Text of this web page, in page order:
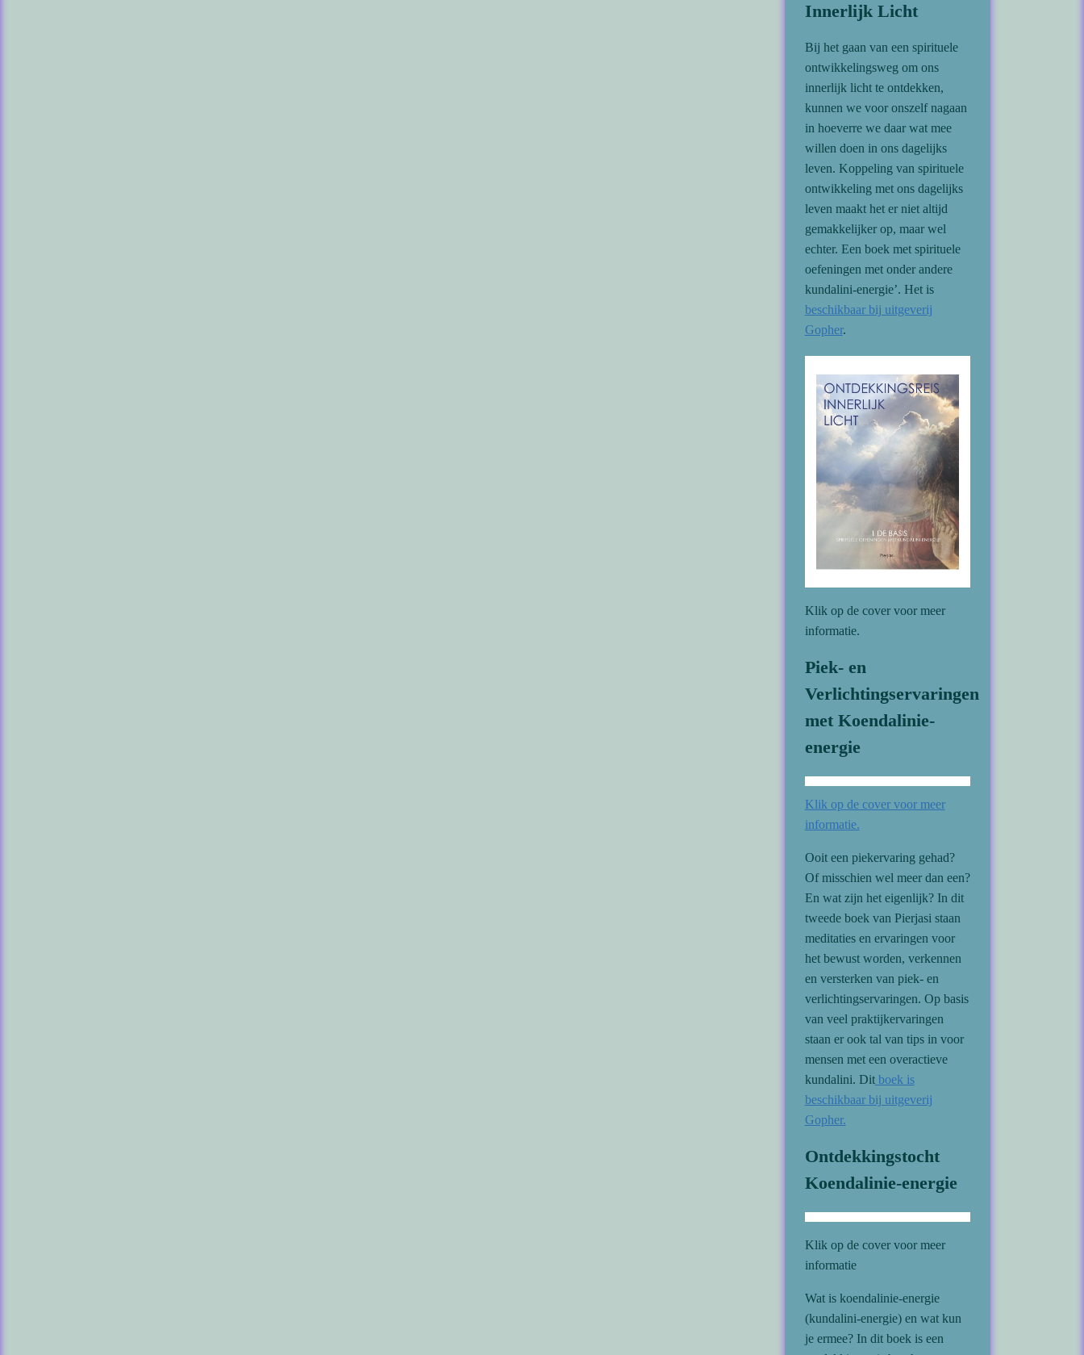
Innerlijk Licht
Bij het gaan van een spirituele
ontwikkelingsweg om ons
innerlijk licht te ontdekken,
kunnen we voor onszelf nagaan
in hoeverre we daar wat mee
willen doen in ons dagelijks
leven. Koppeling van spirituele
ontwikkeling met ons dagelijks
leven maakt het er niet altijd
gemakkelijker op, maar wel
echter. Een boek met spirituele
oefeningen met onder andere
kundalini-energie’. Het is
beschikbaar bij uitgeverij
Gopher.
Klik op de cover voor meer
informatie.
Piek- en
Verlichtingservaringen
met Koendalinie-
energie
Klik op de cover voor meer
informatie.
Ooit een piekervaring gehad?
Of misschien wel meer dan een?
En wat zijn het eigenlijk? In dit
tweede boek van Pierjasi staan
meditaties en ervaringen voor
het bewust worden, verkennen
en versterken van piek- en
verlichtingservaringen. Op basis
van veel praktijkervaringen
staan er ook tal van tips in voor
mensen met een overactieve
kundalini. Ditboek is
beschikbaar bij uitgeverij
Gopher.
Ontdekkingstocht
Koendalinie-energie
Klik op de cover voor meer
informatie
Wat is koendalinie-energie
(kundalini-energie) en wat kun
je ermee? In dit boek is een